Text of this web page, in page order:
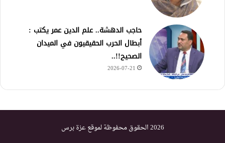
حاجب الدهشة.. علم الدين عمر يكتب :
أبطال الحرب الحقيقيون في الميدان
الصحيح!!..
2026-07-21
2026 الحقوق محفوظة لموقع عزة برس